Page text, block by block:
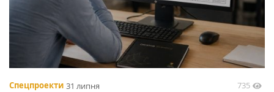
Спецпроекти 31 липня 735